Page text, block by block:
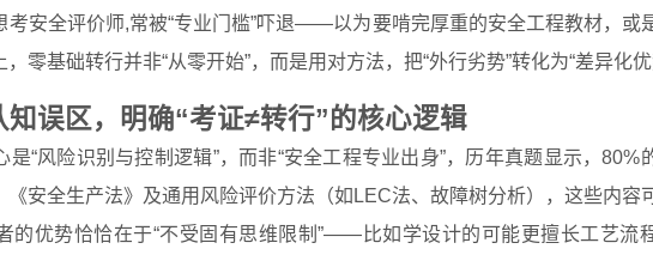
考安全评价师,常被“专业门槛”吓退——以为要啃完厚重的安全工程教材，或
零基础转行并非“从零开始”，而是用对方法，把“外行劣势”转化为“差异化优
知误区，明确“考证≠转行”的核心逻辑
是“风险识别与控制逻辑”，而非“安全工程专业出身”，历年真题显示，80%
《安全生产法》及通用风险评价方法（如LEC法、故障树分析），这些内容
的优势恰恰在于“不受固有思维限制”——比如学设计的可能更擅长工艺流